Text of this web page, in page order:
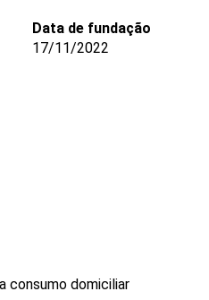
Data de fundação
17/11/2022
consumo domiciliar